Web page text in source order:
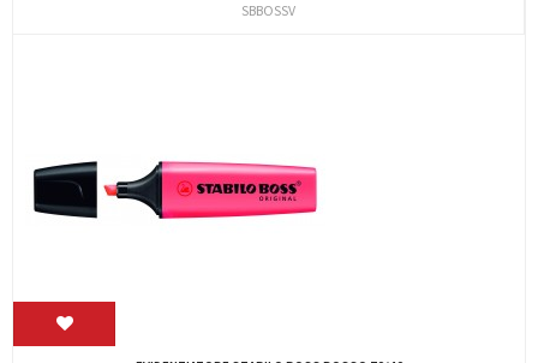
SBBOSSV